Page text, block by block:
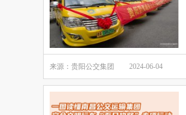
来源：贵阳公交集团 2024-06-04